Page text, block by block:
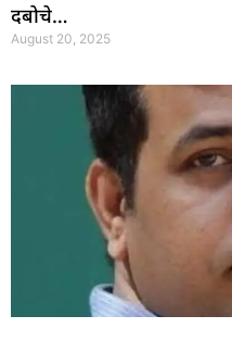
दबोचे…
August 20, 2025